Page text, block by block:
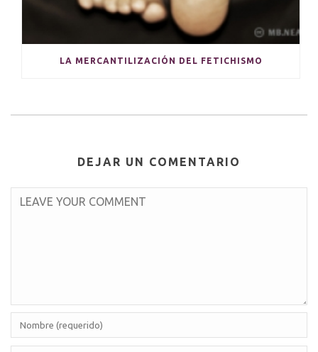
LA MERCANTILIZACIÓN DEL FETICHISMO
DEJAR UN COMENTARIO